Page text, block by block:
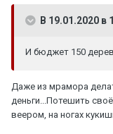
В 19.01.2020 в
И бюджет 150
Даже из мрамора
деньги...Потешить
веером, на ногах